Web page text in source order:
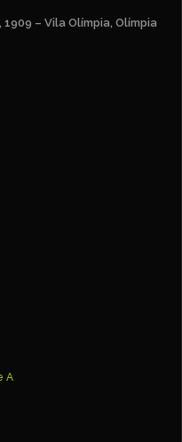
– Vila Olímpia, Olímpia
A